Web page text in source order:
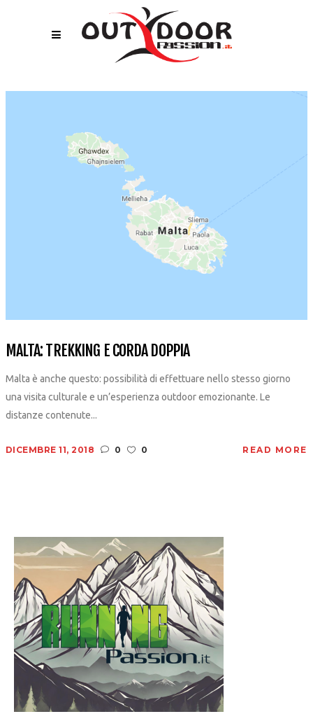
MALTA: TREKKING E CORDA DOPPIA
Malta è anche questo: possibilità di effettuare nello stesso giorno
una visita culturale e un’esperienza outdoor emozionante. Le
distanze contenute...
DICEMBRE 11, 2018 0 0 READ MORE